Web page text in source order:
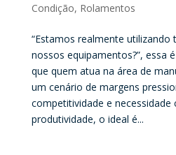
Condição, Rolamentos
“Estamos realmente
nossos equipamentos?”, essa
que quem atua na área de
um cenário de margens
competitividade e necessidade
produtividade, o ideal é...